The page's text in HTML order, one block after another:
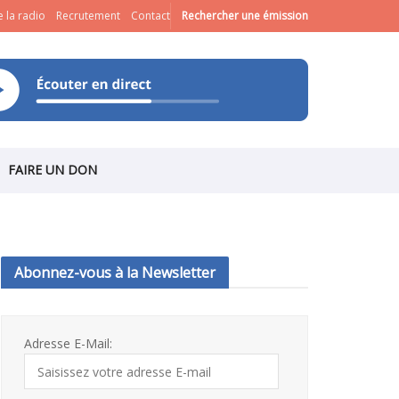
la radio Recrutement Contact Rechercher une émission
FAIRE UN DON
Abonnez-vous à la Newsletter
Adresse E-Mail: